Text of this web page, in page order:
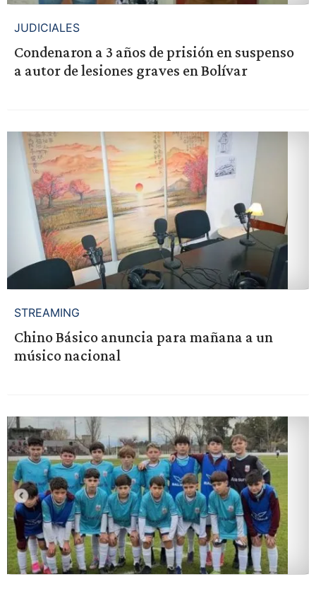
JUDICIALES
Condenaron a 3 años de prisión en suspenso
a autor de lesiones graves en Bolívar
STREAMING
Chino Básico anuncia para mañana a un
músico nacional